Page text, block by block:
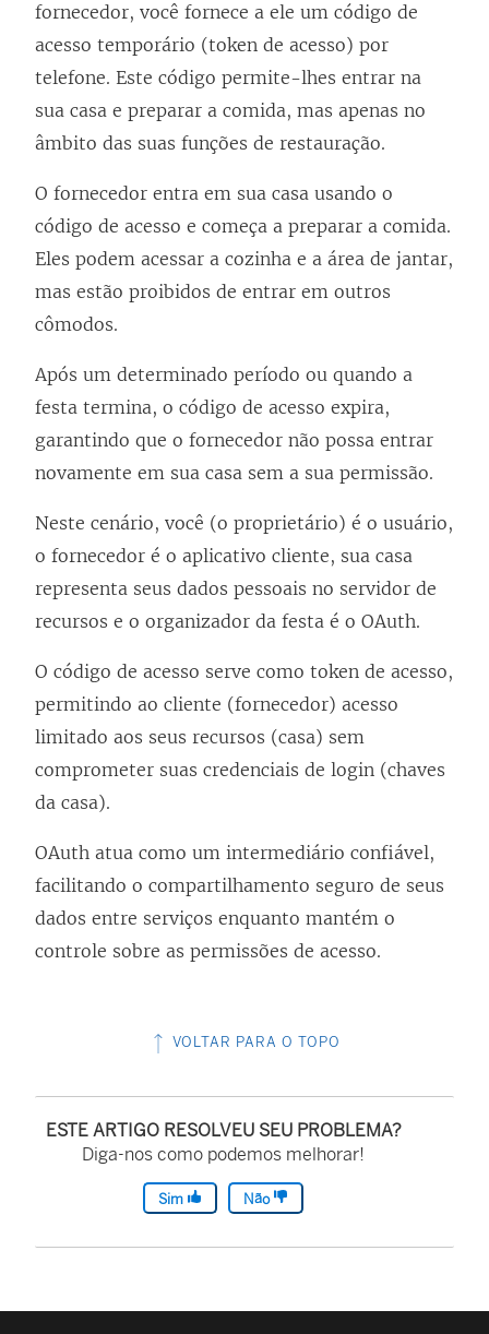
fornecedor, você fornece a ele um código de
acesso temporário (token de acesso) por
telefone. Este código permite-lhes entrar na
sua casa e preparar a comida, mas apenas no
âmbito das suas funções de restauração.
O fornecedor entra em sua casa usando o
código de acesso e começa a preparar a comida.
Eles podem acessar a cozinha e a área de jantar,
mas estão proibidos de entrar em outros
cômodos.
Após um determinado período ou quando a
festa termina, o código de acesso expira,
garantindo que o fornecedor não possa entrar
novamente em sua casa sem a sua permissão.
Neste cenário, você (o proprietário) é o usuário,
o fornecedor é o aplicativo cliente, sua casa
representa seus dados pessoais no servidor de
recursos e o organizador da festa é o OAuth.
O código de acesso serve como token de acesso,
permitindo ao cliente (fornecedor) acesso
limitado aos seus recursos (casa) sem
comprometer suas credenciais de login (chaves
da casa).
OAuth atua como um intermediário confiável,
facilitando o compartilhamento seguro de seus
dados entre serviços enquanto mantém o
controle sobre as permissões de acesso.
VOLTAR PARA O TOPO
ESTE ARTIGO RESOLVEU SEU PROBLEMA?
Diga-nos como podemos melhorar!
Sim Não